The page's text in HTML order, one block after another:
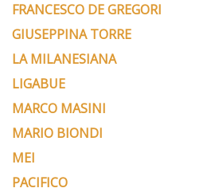
FRANCESCO DE GREGORI
GIUSEPPINA TORRE
LA MILANESIANA
LIGABUE
MARCO MASINI
MARIO BIONDI
MEI
PACIFICO